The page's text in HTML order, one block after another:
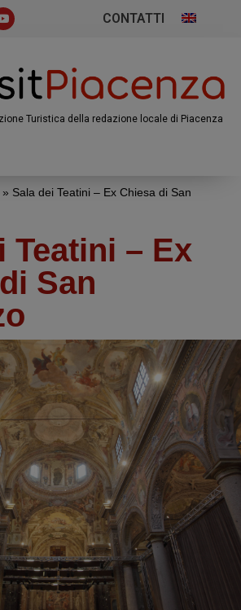
CONTATTI
Turistica della redazione locale di Piacenza
» Sala dei Teatini – Ex Chiesa di San
Teatini – Ex
San